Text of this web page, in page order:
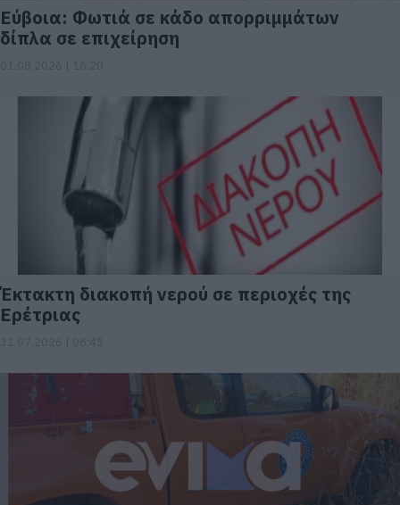
Εύβοια: Φωτιά σε κάδο απορριμμάτων
δίπλα σε επιχείρηση
Έκτακτη διακοπή νερού σε περιοχές της
Ερέτριας